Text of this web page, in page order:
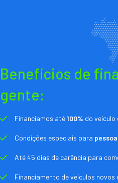
Benefícios de
gente:
Financiamos até100% do veículo
Condições especiais para
Até 45 dias de carência para
Financiamento de veículos novos